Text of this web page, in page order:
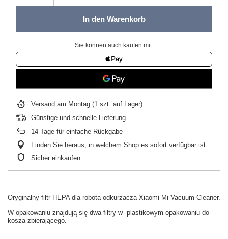
In den Warenkorb
Sie können auch kaufen mit:
Versand am Montag (1 szt. auf Lager)
Günstige und schnelle Lieferung
14 Tage für einfache Rückgabe
Finden Sie heraus, in welchem Shop es sofort verfügbar ist
Sicher einkaufen
Oryginalny filtr HEPA dla robota odkurzacza Xiaomi Mi Vacuum Cleaner.
W opakowaniu znajdują się dwa filtry w plastikowym opakowaniu do
kosza zbierającego.